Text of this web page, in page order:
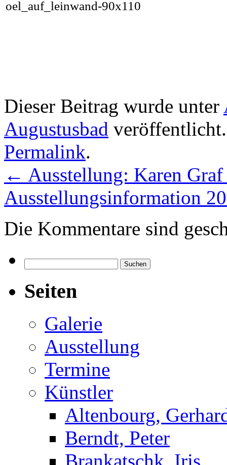
Dieser Beitrag wurde unter
Augustusbad veröffentlicht.
Permalink.
← Ausstellung: Karen
Ausstellungsinformation
Die Kommentare sind
nach:
Seiten
Galerie
Ausstellung
Termine
Künstler
Altenbourg,
Berndt, Peter